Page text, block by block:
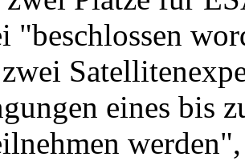
"beschlossen
eines bis